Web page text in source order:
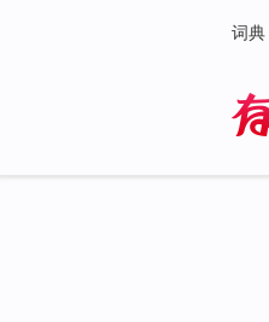
词典